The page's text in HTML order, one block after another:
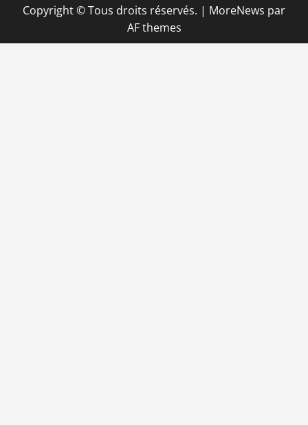
Copyright © Tous droits réservés. | MoreNews par
AF themes